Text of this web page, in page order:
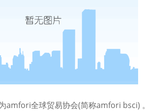
amfori全球贸易协会(简称amfori bsci) 。